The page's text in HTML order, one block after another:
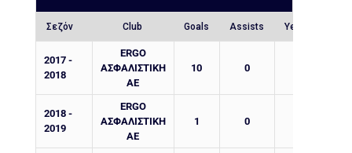
Σεζόν Club Goals Assists Yellow Cards
2017 -
2018
ERGO
ΑΣΦΑΛΙΣΤΙΚΗ
ΑΕ
10 0
2018 -
2019
ERGO
ΑΣΦΑΛΙΣΤΙΚΗ
ΑΕ
1 0